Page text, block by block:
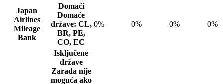
Japan
Airlines
Mileage
Bank
Domaći
Domaće
države: CL,
BR, PE,
CO, EC
0% 0% 0% 0%
Isključene
države
Zarada nije
moguća ako